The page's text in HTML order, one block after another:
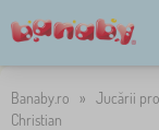
Banaby.ro » Jucării
Christian